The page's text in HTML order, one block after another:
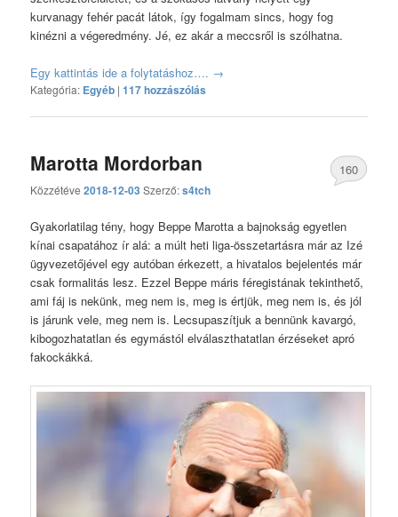
kurvanagy fehér pacát látok, így fogalmam sincs, hogy fog
kinézni a végeredmény. Jé, ez akár a meccsről is szólhatna.
Egy kattintás ide a folytatáshoz…. →
Kategória: Egyéb |117 hozzászólás
Marotta Mordorban
Közzétéve2018-12-03 Szerző:s4tch
160
Gyakorlatilag tény, hogy Beppe Marotta a bajnokság egyetlen
kínai csapatához ír alá: a múlt heti liga-összetartásra már az Izé
ügyvezetőjével egy autóban érkezett, a hivatalos bejelentés már
csak formalitás lesz. Ezzel Beppe máris féregistának tekinthető,
ami fáj is nekünk, meg nem is, meg is értjük, meg nem is, és jól
is járunk vele, meg nem is. Lecsupaszítjuk a bennünk kavargó,
kibogozhatatlan és egymástól elválaszthatatlan érzéseket apró
fakockákká.